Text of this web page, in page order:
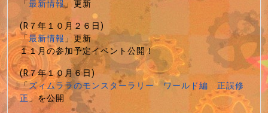
「最新情報」更新
(R７年１０月２６日)
「最新情報」更新
１１月の参加予定イベント公開！
(R７年１０月６日)
「ズィムララのモンスターラリー ワールド編 正誤修
正」を公開